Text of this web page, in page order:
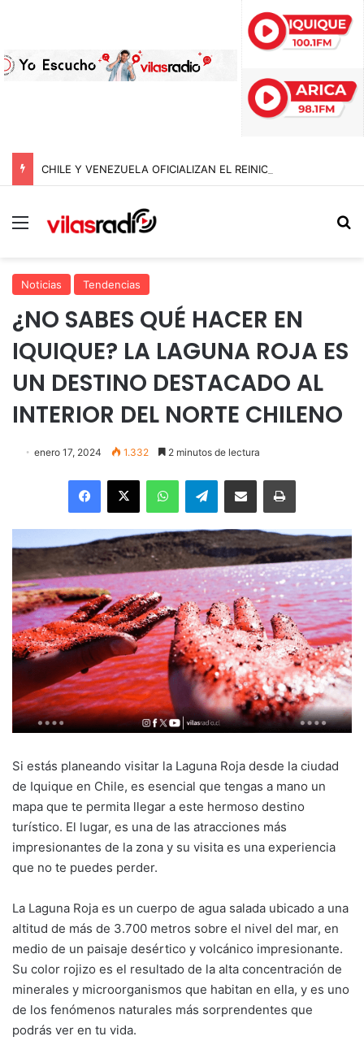
Menú
Noticias Tendencias
¿NO SABES QUÉ HACER EN
IQUIQUE? LA LAGUNA ROJA ES
UN DESTINO DESTACADO AL
INTERIOR DEL NORTE CHILENO
enero 17, 2024 1.332 2 minutos de lectura
Facebook
X WhatsAppTelegramEnviar vía email Imprimir
Si estás planeando visitar la Laguna Roja desde la ciudad
de Iquique en Chile, es esencial que tengas a mano un
mapa que te permita llegar a este hermoso destino
turístico. El lugar, es una de las atracciones más
impresionantes de la zona y su visita es una experiencia
que no te puedes perder.
La Laguna Roja es un cuerpo de agua salada ubicado a una
altitud de más de 3.700 metros sobre el nivel del mar, en
medio de un paisaje desértico y volcánico impresionante.
Su color rojizo es el resultado de la alta concentración de
minerales y microorganismos que habitan en ella, y es uno
de los fenómenos naturales más sorprendentes que
podrás ver en tu vida.